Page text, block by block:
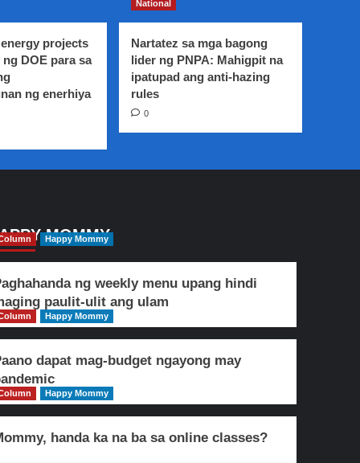
projects
DOE para sa
ng enerhiya
National
Nartatez sa mga bagong
lider ng PNPA: Mahigpit na
ipatupad ang anti-hazing
rules
0
MOMMY
Happy Mommy
ng weekly menu upang hindi
paulit-ulit ang ulam
Happy Mommy
dapat mag-budget ngayong may
Happy Mommy
handa ka na ba sa online classes?